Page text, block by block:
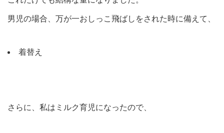
男児の場合、万が一おしっこ飛ばしをされた時に備えて、
着替え
さらに、私はミルク育児になったので、